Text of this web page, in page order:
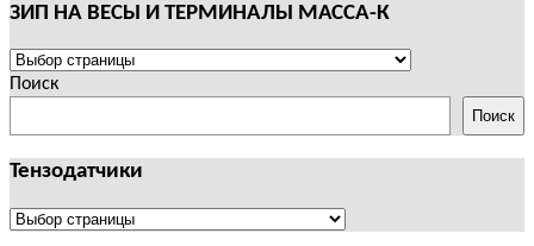
ЗИП НА ВЕСЫ И ТЕРМИНАЛЫ МАССА-К
ЗИП
НА
И
ТЕРМИНАЛЫ
МАССА-
Поиск
Поиск
Тензодатчики
Тензодатчики